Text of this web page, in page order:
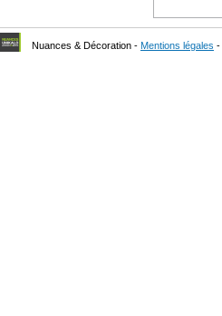
Nuances & Décoration - Mentions légales -